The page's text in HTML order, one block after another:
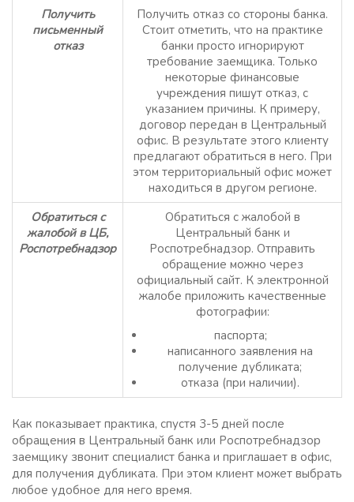
Получить
письменный
отказ
Получить отказ со стороны банка.
Стоит отметить, что на практике
банки просто игнорируют
требование заемщика. Только
некоторые финансовые
учреждения пишут отказ, с
указанием причины. К примеру,
договор передан в Центральный
офис. В результате этого клиенту
предлагают обратиться в него. При
этом территориальный офис может
находиться в другом регионе.
Обратиться с
жалобой в ЦБ,
Роспотребнадзор
Обратиться с жалобой в
Центральный банк и
Роспотребнадзор. Отправить
обращение можно через
официальный сайт. К электронной
жалобе приложить качественные
фотографии:
паспорта;
написанного заявления на
получение дубликата;
отказа (при наличии).
Как показывает практика, спустя 3-5 дней после
обращения в Центральный банк или Роспотребнадзор
заемщику звонит специалист банка и приглашает в офис,
для получения дубликата. При этом клиент может выбрать
любое удобное для него время.